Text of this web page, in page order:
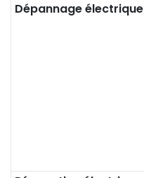
Dépannage électrique